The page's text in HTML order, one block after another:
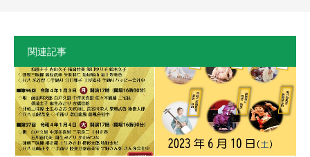
関連記事